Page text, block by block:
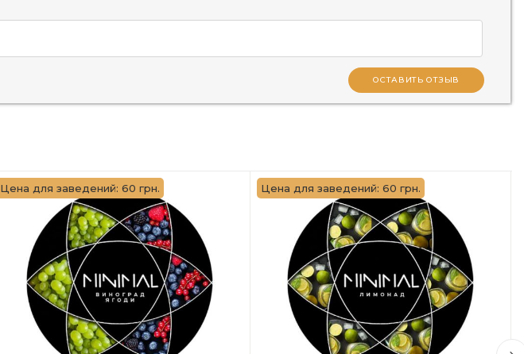
ОСТАВИТЬ ОТЗЫВ
Цена для заведений: 60 грн. Цена для заведений: 60 грн.